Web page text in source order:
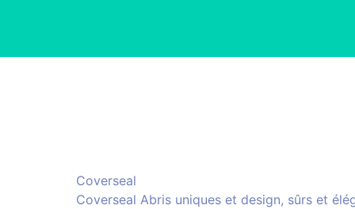
Coverseal
Coverseal Abris uniques et design, sûrs et